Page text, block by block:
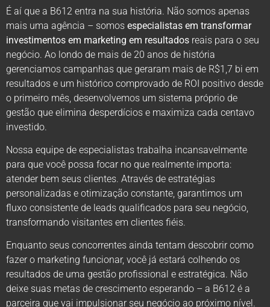
É aí que a B612 entra na sua história. Não somos apenas
mais uma agência – somos especialistas em transformar
investimentos em marketing em resultados reais para o seu
negócio. Ao londo de mais de 20 anos de história
gerenciamos campanhas que geraram mais de R$1,7 bi em
resultados e um histórico comprovado de ROI positivo desde
o primeiro mês, desenvolvemos um sistema próprio de
gestão que elimina desperdícios e maximiza cada centavo
investido.
Nossa equipe de especialistas trabalha incansavelmente
para que você possa focar no que realmente importa:
atender bem seus clientes. Através de estratégias
personalizadas e otimização constante, garantimos um
fluxo consistente de leads qualificados para seu negócio,
transformando visitantes em clientes fiéis.
Enquanto seus concorrentes ainda tentam descobrir como
fazer o marketing funcionar, você já estará colhendo os
resultados de uma gestão profissional e estratégica. Não
deixe suas metas de crescimento esperando – a B612 é a
parceira que vai impulsionar seu negócio ao próximo nível.